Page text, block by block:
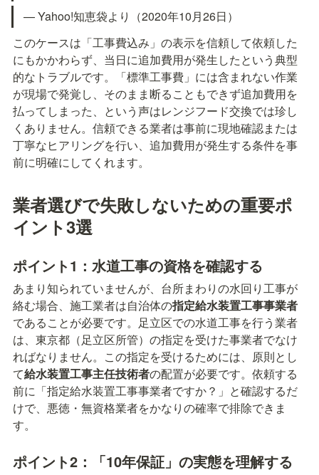
— Yahoo!知恵袋より（2020年10月26日）
このケースは「工事費込み」の表示を信頼して依頼した
にもかかわらず、当日に追加費用が発生したという典型
的なトラブルです。「標準工事費」には含まれない作業
が現場で発覚し、そのまま断ることもできず追加費用を
払ってしまった、という声はレンジフード交換では珍し
くありません。信頼できる業者は事前に現地確認または
丁寧なヒアリングを行い、追加費用が発生する条件を事
前に明確にしてくれます。
業者選びで失敗しないための重要ポ
イント3選
ポイント1：水道工事の資格を確認する
あまり知られていませんが、台所まわりの水回り工事が
絡む場合、施工業者は自治体の指定給水装置工事事業者
であることが必要です。足立区での水道工事を行う業者
は、東京都（足立区所管）の指定を受けた事業者でなけ
ればなりません。この指定を受けるためには、原則とし
て給水装置工事主任技術者の配置が必要です。依頼する
前に「指定給水装置工事事業者ですか？」と確認するだ
けで、悪徳・無資格業者をかなりの確率で排除できま
す。
ポイント2：「10年保証」の実態を理解する